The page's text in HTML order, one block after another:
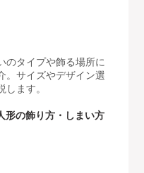
のタイプや飾る場所に
。サイズやデザイン選
ます。
形の飾り方・しまい方